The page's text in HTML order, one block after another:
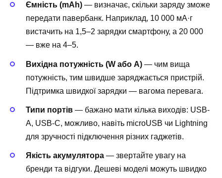
Ємність (mAh) — визначає, скільки заряду зможе
передати павербанк. Наприклад, 10 000 мА·г
вистачить на 1,5–2 зарядки смартфону, а 20 000
— вже на 4–5.
Вихідна потужність (W або A) — чим вища
потужність, тим швидше заряджається пристрій.
Підтримка швидкої зарядки — вагома перевага.
Типи портів — бажано мати кілька виходів: USB-
A, USB-C, можливо, навіть microUSB чи Lightning
для зручності підключення різних гаджетів.
Якість акумулятора — звертайте увагу на
бренди та відгуки. Дешеві моделі можуть швидко